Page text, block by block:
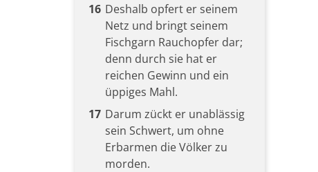
16 Deshalb opfert er seinem
Netz und bringt seinem
Fischgarn Rauchopfer dar;
denn durch sie hat er
reichen Gewinn und ein
üppiges Mahl.
17 Darum zückt er unablässig
sein Schwert, um ohne
Erbarmen die Völker zu
morden.